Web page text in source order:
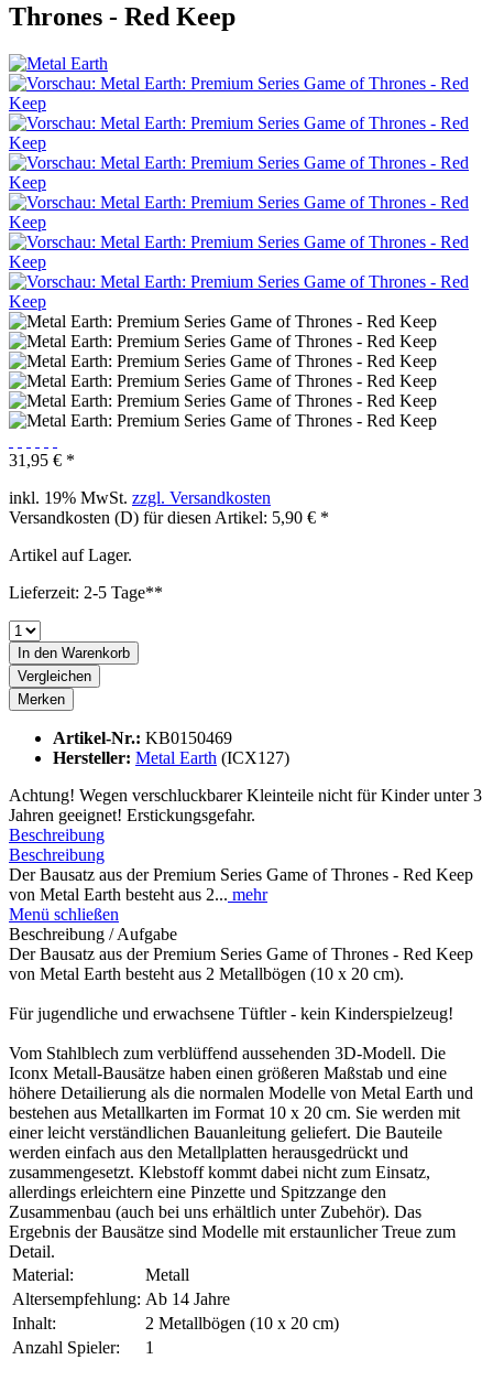
Thrones - Red Keep
31,95 € *
inkl. 19% MwSt. zzgl. Versandkosten
Versandkosten (D) für diesen Artikel: 5,90 € *
Artikel auf Lager.
Lieferzeit: 2-5 Tage**
In den Warenkorb
Vergleichen
Merken
Artikel-Nr.: KB0150469
Hersteller: Metal Earth (ICX127)
Achtung! Wegen verschluckbarer Kleinteile nicht für Kinder unter 3
Jahren geeignet! Erstickungsgefahr.
Beschreibung
Beschreibung
Der Bausatz aus der Premium Series Game of Thrones - Red Keep
von Metal Earth besteht aus 2... mehr
Menü schließen
Beschreibung / Aufgabe
Der Bausatz aus der Premium Series Game of Thrones - Red Keep
von Metal Earth besteht aus 2 Metallbögen (10 x 20 cm).
Für jugendliche und erwachsene Tüftler - kein Kinderspielzeug!
Vom Stahlblech zum verblüffend aussehenden 3D-Modell. Die
Iconx Metall-Bausätze haben einen größeren Maßstab und eine
höhere Detailierung als die normalen Modelle von Metal Earth und
bestehen aus Metallkarten im Format 10 x 20 cm. Sie werden mit
einer leicht verständlichen Bauanleitung geliefert. Die Bauteile
werden einfach aus den Metallplatten herausgedrückt und
zusammengesetzt. Klebstoff kommt dabei nicht zum Einsatz,
allerdings erleichtern eine Pinzette und Spitzzange den
Zusammenbau (auch bei uns erhältlich unter Zubehör). Das
Ergebnis der Bausätze sind Modelle mit erstaunlicher Treue zum
Detail.
Material:
Metall
Altersempfehlung: Ab 14 Jahre
Inhalt:
2 Metallbögen (10 x 20 cm)
Anzahl Spieler:
1